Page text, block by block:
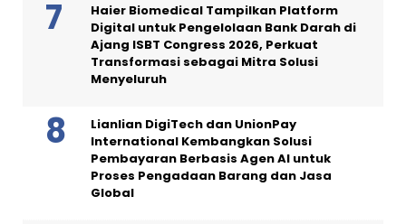
Haier Biomedical Tampilkan Platform
Digital untuk Pengelolaan Bank Darah di
Ajang ISBT Congress 2026, Perkuat
Transformasi sebagai Mitra Solusi
Menyeluruh
Lianlian DigiTech dan UnionPay
International Kembangkan Solusi
Pembayaran Berbasis Agen AI untuk
Proses Pengadaan Barang dan Jasa
Global